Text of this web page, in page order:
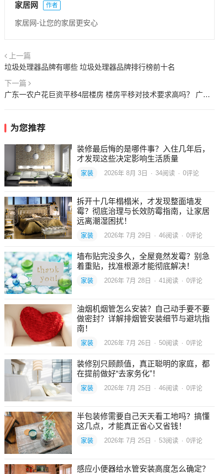
家居网 作者
家居网-让您的家居更安心
上一篇
垃圾处理器品牌有哪些 垃圾处理器品牌排行榜前十名
下一篇
广东一农户花巨资平移4层楼房 楼房平移对技术要求高吗？ 广东农民
为您推荐
装修最后悔的是哪件事？入住几年后，
才发现这些决定影响生活质量
家装 2026年 8月 3日 · 34阅读 · 0评论
拆开十几年榻榻米，才发现整面墙发
霉？彻底治理与长效防霉指南，让家居
远离潮湿困扰！
家装 2026年 7月 29日 · 46阅读 · 0评论
墙布贴完没多久，全屋竟然发霉？别急
着重贴，找准根源才能彻底解决！
家装 2026年 7月 28日 · 41阅读 · 0评论
油烟机烟管怎么安装？自己动手要不要
做密封？详解排烟管安装细节与避坑指
南！
家装 2026年 7月 26日 · 50阅读 · 0评论
装修别只顾颜值，真正聪明的家庭，都
在提前做好“去家务化”！
家装 2026年 7月 25日 · 46阅读 · 0评论
半包装修需要自己天天看工地吗？搞懂
这几点，才能真正省心又省钱！
家装 2026年 7月 25日 · 53阅读 · 0评论
感应小便器给水管安装高度怎么确定？